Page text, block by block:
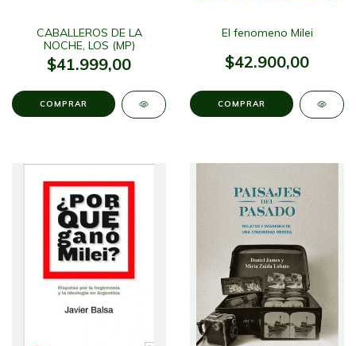
CABALLEROS DE LA
NOCHE, LOS (MP)
$41.999,00
El fenomeno Milei
$42.900,00